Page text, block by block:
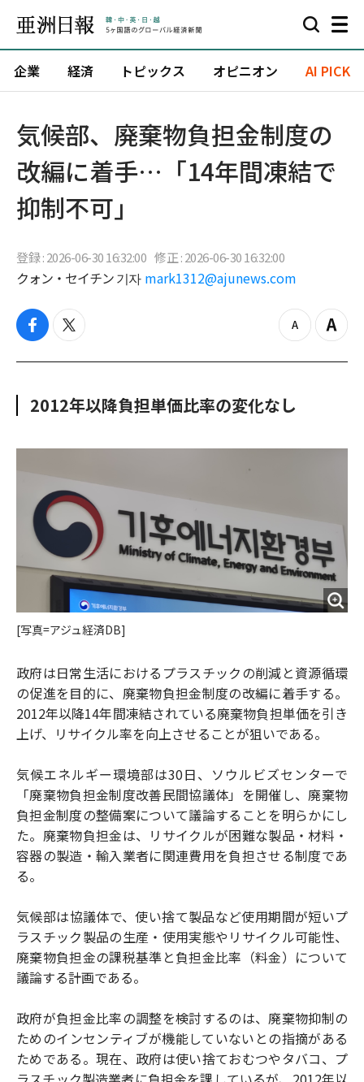
企業 経済 トピックス オピニオン AI PICK
気候部、廃棄物負担金制度の
改編に着手…「14年間凍結で
抑制不可」
登録 : 2026-06-30 16:32:00 修正 : 2026-06-30 16:32:00
クォン・セイチン 기자 mark1312@ajunews.com
f
c
o
t
i
e
z
o
u
Z
o
2012年以降負担単価比率の変化なし
[写真=アジュ経済DB]
政府は日常生活におけるプラスチックの削減と資源循環
の促進を目的に、廃棄物負担金制度の改編に着手する。
2012年以降14年間凍結されている廃棄物負担単価を引き
上げ、リサイクル率を向上させることが狙いである。
気候エネルギー環境部は30日、ソウルビズセンターで
「廃棄物負担金制度改善民間協議体」を開催し、廃棄物
負担金制度の整備案について議論することを明らかにし
た。廃棄物負担金は、リサイクルが困難な製品・材料・
容器の製造・輸入業者に関連費用を負担させる制度であ
る。
気候部は協議体で、使い捨て製品など使用期間が短いプ
ラスチック製品の生産・使用実態やリサイクル可能性、
廃棄物負担金の課税基準と負担金比率（料金）について
議論する計画である。
政府が負担金比率の調整を検討するのは、廃棄物抑制の
ためのインセンティブが機能していないとの指摘がある
ためである。現在、政府は使い捨ておむつやタバコ、プ